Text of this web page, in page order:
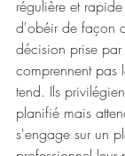
régulière et
d'obéir de façon
décision prise
comprennent pas
tend. Ils
planifié mais
s'engage sur un